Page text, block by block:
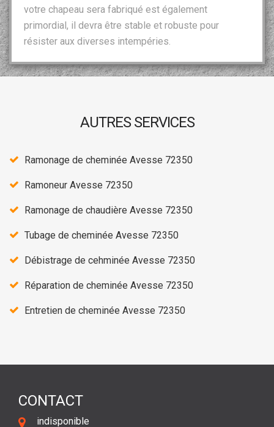
votre chapeau sera fabriqué est également
primordial, il devra être stable et robuste pour
résister aux diverses intempéries.
AUTRES SERVICES
Ramonage de cheminée Avesse 72350
Ramoneur Avesse 72350
Ramonage de chaudière Avesse 72350
Tubage de cheminée Avesse 72350
Débistrage de cehminée Avesse 72350
Réparation de cheminée Avesse 72350
Entretien de cheminée Avesse 72350
CONTACT
indisponible